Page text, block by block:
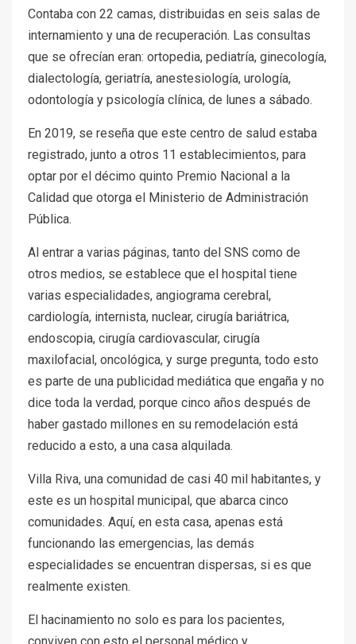
Contaba con 22 camas, distribuidas en seis salas de
internamiento y una de recuperación. Las consultas
que se ofrecían eran: ortopedia, pediatría, ginecología,
dialectología, geriatría, anestesiología, urología,
odontología y psicología clínica, de lunes a sábado.
En 2019, se reseña que este centro de salud estaba
registrado, junto a otros 11 establecimientos, para
optar por el décimo quinto Premio Nacional a la
Calidad que otorga el Ministerio de Administración
Pública.
Al entrar a varias páginas, tanto del SNS como de
otros medios, se establece que el hospital tiene
varias especialidades, angiograma cerebral,
cardiología, internista, nuclear, cirugía bariátrica,
endoscopia, cirugía cardiovascular, cirugía
maxilofacial, oncológica, y surge pregunta, todo esto
es parte de una publicidad mediática que engaña y no
dice toda la verdad, porque cinco años después de
haber gastado millones en su remodelación está
reducido a esto, a una casa alquilada.
Villa Riva, una comunidad de casi 40 mil habitantes, y
este es un hospital municipal, que abarca cinco
comunidades. Aquí, en esta casa, apenas está
funcionando las emergencias, las demás
especialidades se encuentran dispersas, si es que
realmente existen.
El hacinamiento no solo es para los pacientes,